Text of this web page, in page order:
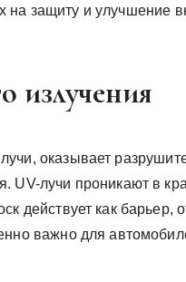
защиту и улучшение
излучения
оказывает
UV-лучи проникают в
действует как барьер,
важно для